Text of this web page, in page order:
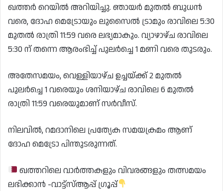
ഖത്തർ റെയിൽ അറിയിച്ചു. ഞായർ മുതൽ ബുധൻ
വരെ, ദോഹ മെട്രോയും ലുസൈൽ ട്രാമും രാവിലെ 5:30
മുതൽ രാത്രി 11:59 വരെ ലഭ്യമാകും. വ്യാഴാഴ്ച രാവിലെ
5:30 ന് തന്നെ ആരംഭിച്ച് പുലർച്ചെ 1 മണി വരെ തുടരും.
അതേസമയം, വെള്ളിയാഴ്ച ഉച്ചയ്ക്ക് 2 മുതൽ
പുലർച്ചെ 1 വരെയും ശനിയാഴ്ച രാവിലെ 6 മുതൽ
രാത്രി 11:59 വരെയുമാണ് സർവീസ്.
നിലവിൽ, റമദാനിലെ പ്രത്യേക സമയക്രമം ആണ്
ദോഹ മെട്രോ പിന്തുടരുന്നത്.
ഖത്തറിലെ വാർത്തകളും വിവരങ്ങളും തത്സമയം
ലഭിക്കാൻ -വാട്ട്സ്ആപ്പ് ഗ്രൂപ്പ്